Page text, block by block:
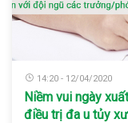
14:20 - 12/04/2020
Niềm vui ngày
điều trị đa u tủy